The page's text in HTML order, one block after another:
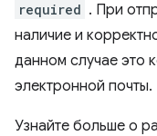
required . При
наличие и
данном случае это
электронной почты.
Узнайте больше о